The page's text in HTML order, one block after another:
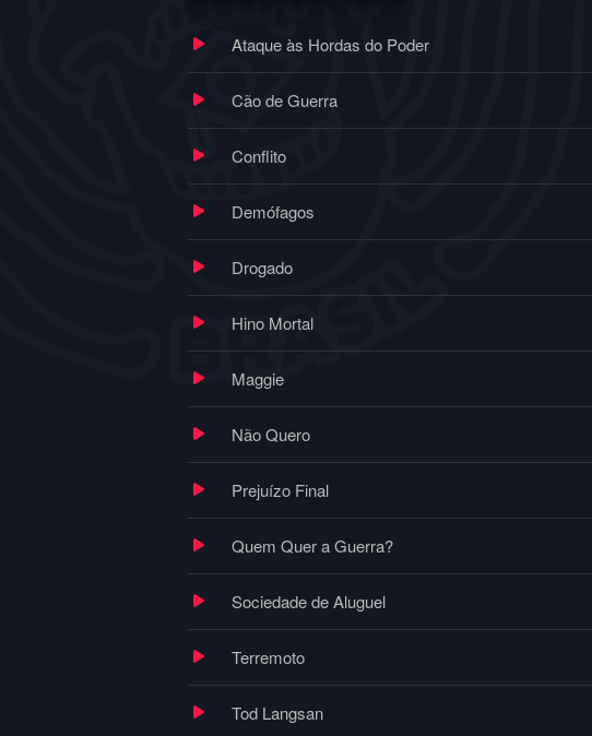
Ataque às Hordas do Poder
Cão de Guerra
Conflito
Demófagos
Drogado
Hino Mortal
Maggie
Não Quero
Prejuízo Final
Quem Quer a Guerra?
Sociedade de Aluguel
Terremoto
Tod Langsan